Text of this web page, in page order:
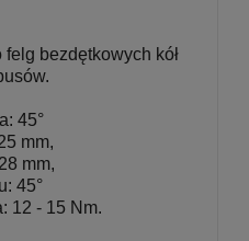
bezdętkowych kół
45°
mm,
mm,
45°
12 - 15 Nm.